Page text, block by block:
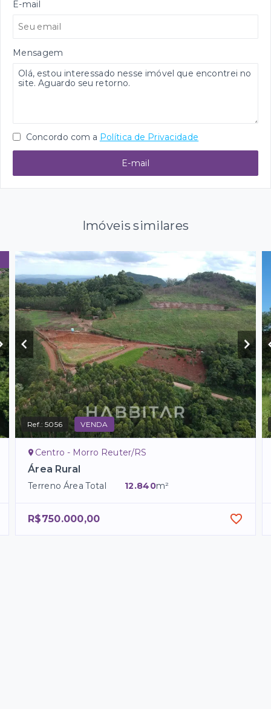
E-mail
Mensagem
Concordo com a Política de Privacidade
E-mail
Imóveis similares
Ref.:5056 VENDA
Centro - Morro Reuter/RS
Área Rural
Terreno Área Total 12.840m²
R$750.000,00